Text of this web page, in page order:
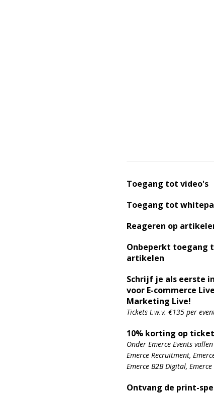
Toegang tot video's
Toegang tot
Reageren op
Onbeperkt toegang
artikelen
Schrijf je als eerste
voor E-commerce
Marketing Live!
Tickets t.w.v. €135 per
10% korting op
Onder Emerce Events
Emerce Recruitment,
Emerce B2B Digital,
Ontvang de print-